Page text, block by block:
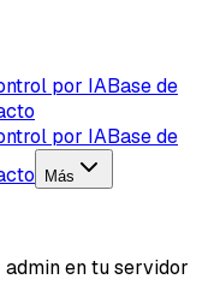
por IABase de
por IABase de
Más
admin en tu servidor